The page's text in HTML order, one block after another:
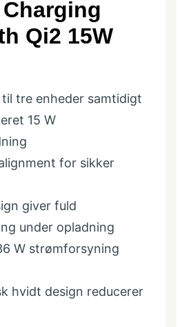
Qi2 15W
tre enheder samtidigt
15 W
for sikker
giver fuld
under opladning
W strømforsyning
hvidt design reducerer